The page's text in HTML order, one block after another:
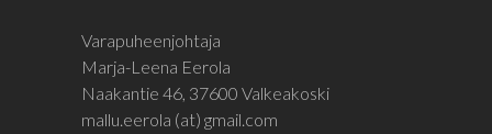
Varapuheenjohtaja
Marja-Leena Eerola
Naakantie 46, 37600 Valkeakoski
mallu.eerola (at) gmail.com